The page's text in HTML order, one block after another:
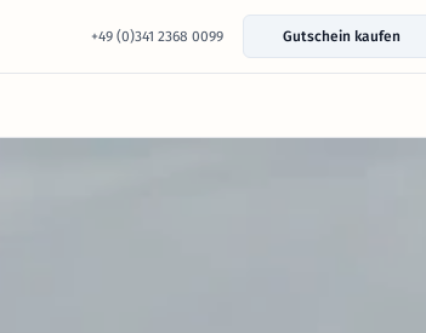
+49 (0)341 2368 0099 Gutschein kaufen